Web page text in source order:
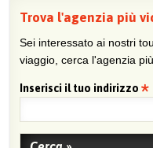
Trova l'agenzia più
Sei interessato ai nostri
viaggio, cerca l'agenzia
Inserisci il tuo indirizzo